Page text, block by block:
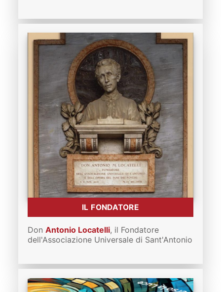
IL FONDATORE
DonAntonio Locatelli, il Fondatore
dell'Associazione Universale di Sant'Antonio